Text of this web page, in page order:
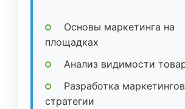
Основы маркетинга на
площадках
Анализ видимости
Разработка
стратегии